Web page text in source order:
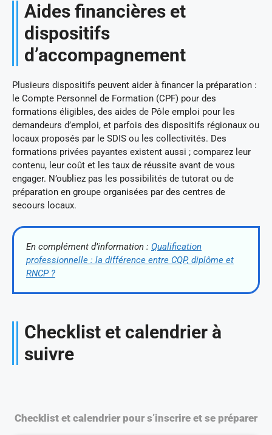
Aides financières et
dispositifs
d’accompagnement
Plusieurs dispositifs peuvent aider à financer la préparation :
le Compte Personnel de Formation (CPF) pour des
formations éligibles, des aides de Pôle emploi pour les
demandeurs d’emploi, et parfois des dispositifs régionaux ou
locaux proposés par le SDIS ou les collectivités. Des
formations privées payantes existent aussi ; comparez leur
contenu, leur coût et les taux de réussite avant de vous
engager. N’oubliez pas les possibilités de tutorat ou de
préparation en groupe organisées par des centres de
secours locaux.
En complément d’information : Qualification
professionnelle : la différence entre CQP, diplôme et
RNCP ?
Checklist et calendrier à
suivre
Checklist et calendrier pour s’inscrire et se préparer